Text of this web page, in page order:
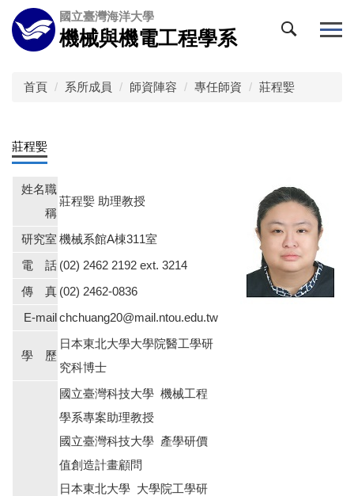
跳
到
主
國立臺灣海洋大學
機械與機電工程學系
首頁 系所成員 師資陣容 專任師資 莊程媐
莊程媐
姓名職
稱
莊程媐 助理教授
研究室 機械系館A棟311室
電 話 (02) 2462 2192 ext. 3214
傳 真 (02) 2462-0836
E-mailchchuang20@mail.ntou.edu.tw
學 歷
日本東北大學大學院醫工學研
究科博士
國立臺灣科技大學 機械工程
學系專案助理教授
國立臺灣科技大學 產學研價
值創造計畫顧問
日本東北大學 大學院工學研